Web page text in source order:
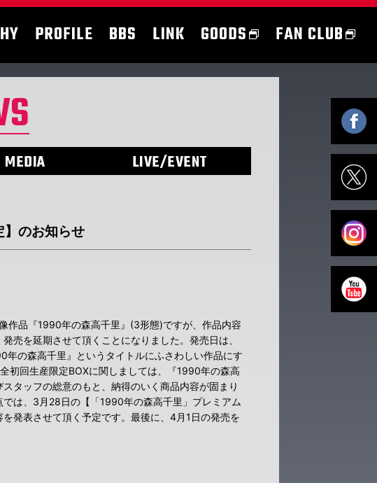
PROFILE BBS LINK GOODS FAN CLUB
MEDIA LIVE/EVENT
のお知らせ
作品『1990年の森高千里』(3形態)ですが、作品内容
売を延期させて頂くことになりました。発売日は、
の森高千里』というタイトルにふさわしい作品にす
初回生産限定BOXに関しましては、『1990年の森高
タッフの総意のもと、納得のいく商品内容が固まり
は、3月28日の【「1990年の森高千里」プレミアム
発表させて頂く予定です。最後に、4月1日の発売を